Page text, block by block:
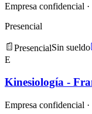
Empresa confidencial
Presencial
PresencialSin sueldo
E
Kinesiología -
Empresa confidencial